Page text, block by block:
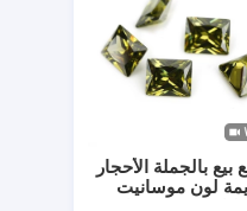
بيع بالجملة الأحجار
لون موسانيت